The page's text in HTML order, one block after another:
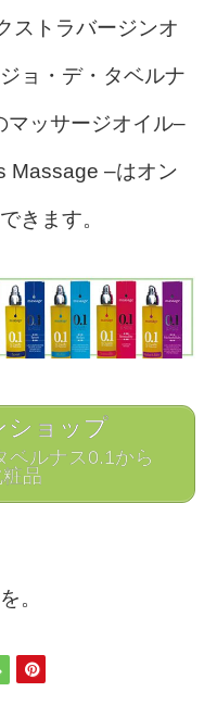
ストラバージンオ
ョ・デ・タベルナ
マッサージオイル–
Massage –はオン
きます。
ショップ
ベルナス0.1から
品
。